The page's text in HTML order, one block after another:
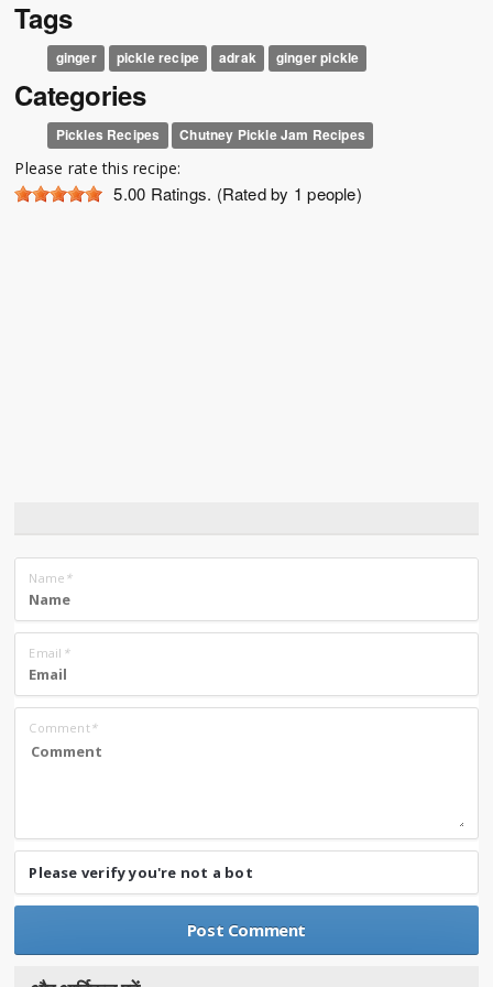
Tags
ginger pickle recipe adrak ginger pickle
Categories
Pickles Recipes Chutney Pickle Jam Recipes
Please rate this recipe:
5.00 Ratings. (Rated by 1 people)
Name *
Email *
Comment*
Please verify you're not a bot